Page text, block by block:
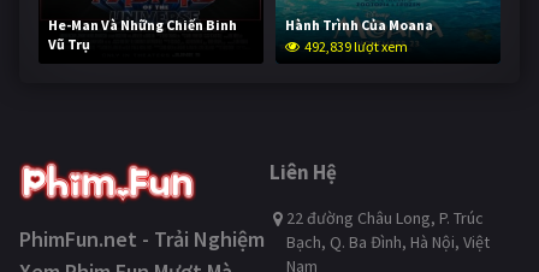
He-Man Và Những Chiến Binh
Vũ Trụ
241,752 lượt xem
Hành Trình Của Moana
492,839 lượt xem
PhimFun.net - Trải Nghiệm
Liên Hệ
22 đường Châu Long, P. Trúc
Bạch, Q. Ba Đình, Hà Nội, Việt
Nam